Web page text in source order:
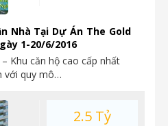
Nhà Tại Dự Án The Gold
1-20/6/2016
Khu căn hộ cao cấp nhất
với quy mô…
2.5 Tỷ